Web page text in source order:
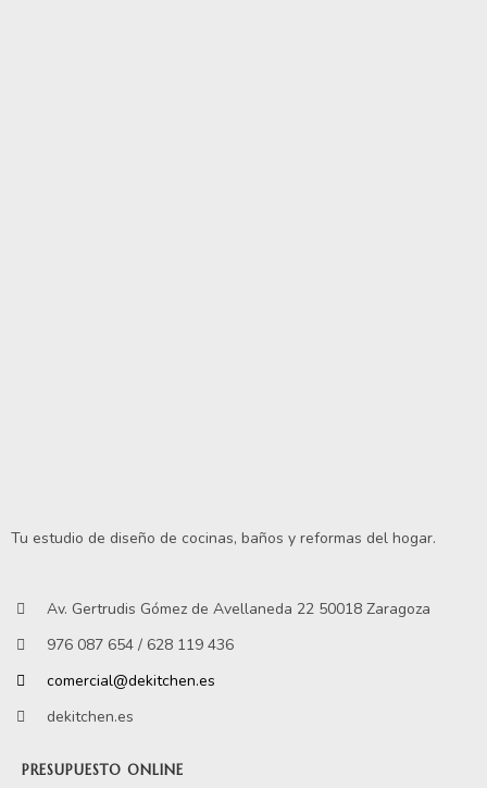
Tu estudio de diseño de cocinas, baños y reformas del hogar.
Av. Gertrudis Gómez de Avellaneda 22 50018 Zaragoza
976 087 654 / 628 119 436
comercial@dekitchen.es
dekitchen.es
PRESUPUESTO ONLINE